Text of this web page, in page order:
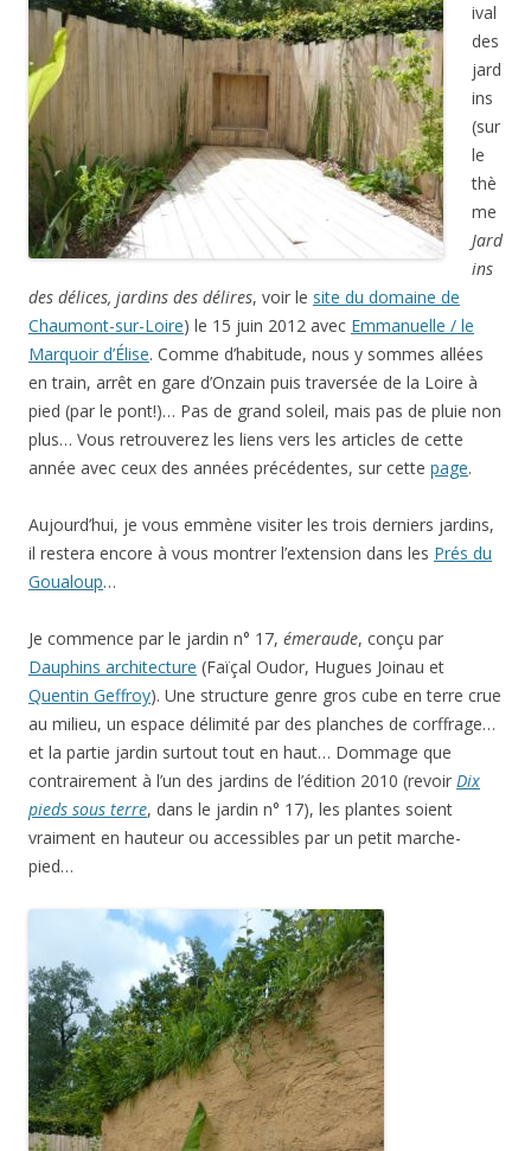
ival
des
jard
ins
(sur
le
thè
me
Jard
ins
des délices, jardins des délires, voir le site du domaine de
Chaumont-sur-Loire) le 15 juin 2012 avec Emmanuelle / le
Marquoir d’Élise. Comme d’habitude, nous y sommes allées
en train, arrêt en gare d’Onzain puis traversée de la Loire à
pied (par le pont!)… Pas de grand soleil, mais pas de pluie non
plus… Vous retrouverez les liens vers les articles de cette
année avec ceux des années précédentes, sur cette page.
Aujourd’hui, je vous emmène visiter les trois derniers jardins,
il restera encore à vous montrer l’extension dans les Prés du
Goualoup…
Je commence par le jardin n° 17, émeraude, conçu par
Dauphins architecture (Faïçal Oudor, Hugues Joinau et
Quentin Geffroy). Une structure genre gros cube en terre crue
au milieu, un espace délimité par des planches de corffrage…
et la partie jardin surtout tout en haut… Dommage que
contrairement à l’un des jardins de l’édition 2010 (revoir Dix
pieds sous terre, dans le jardin n° 17), les plantes soient
vraiment en hauteur ou accessibles par un petit marche-
pied…